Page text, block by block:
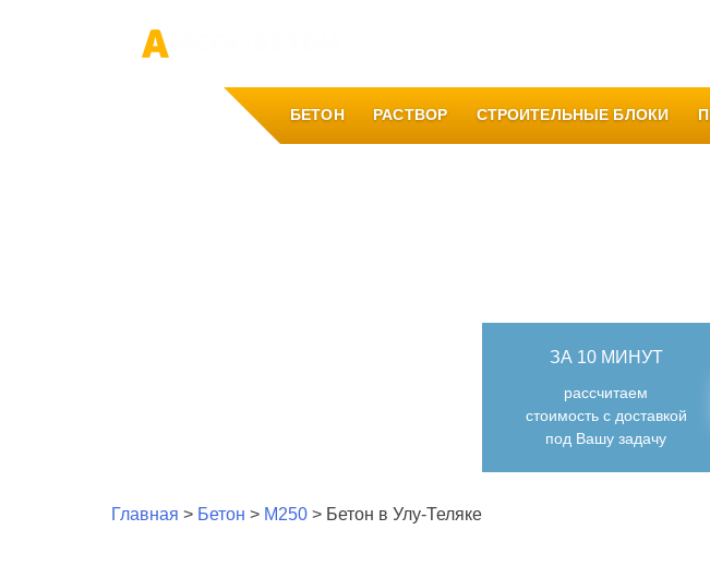
БЕТОН РАСТВОР СТРОИТЕЛЬНЫЕ БЛОКИ
ЗА 10 МИНУТ
рассчитаем
стоимость с доставкой
под Вашу задачу
Главная > Бетон > М250 > Бетон в Улу-Теляке